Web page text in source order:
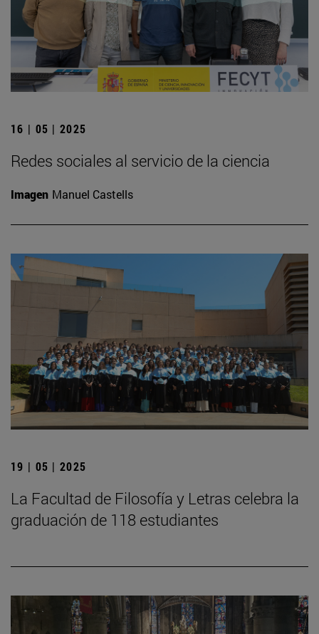
16 | 05 | 2025
Redes sociales al servicio de la ciencia
Imagen Manuel Castells
19 | 05 | 2025
La Facultad de Filosofía y Letras celebra la
graduación de 118 estudiantes